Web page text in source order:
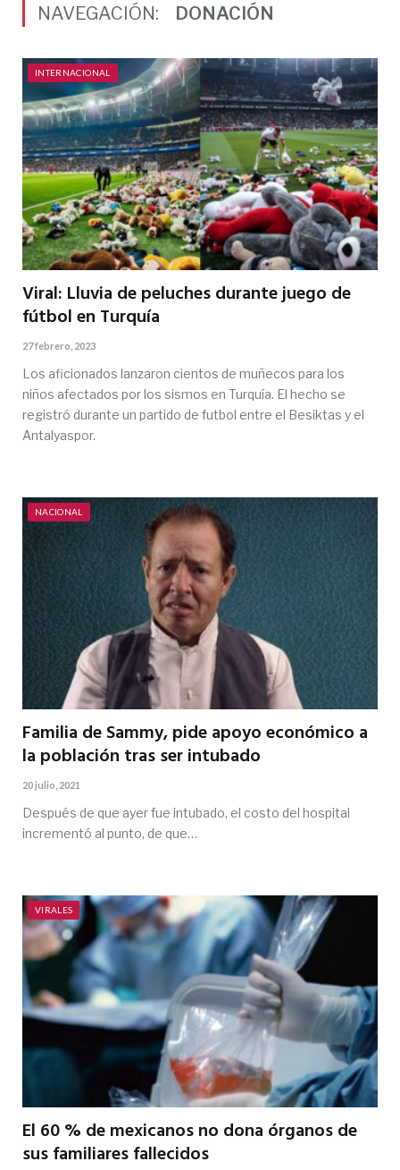
NAVEGACIÓN: DONACIÓN
INTERNACIONAL
Viral: Lluvia de peluches durante juego de
fútbol en Turquía
27 febrero, 2023
Los aficionados lanzaron cientos de muñecos para los
niños afectados por los sismos en Turquía. El hecho se
registró durante un partido de futbol entre el Besiktas y el
Antalyaspor.
NACIONAL
Familia de Sammy, pide apoyo económico a
la población tras ser intubado
20 julio, 2021
Después de que ayer fue intubado, el costo del hospital
incrementó al punto, de que…
VIRALES
El 60 % de mexicanos no dona órganos de
sus familiares fallecidos